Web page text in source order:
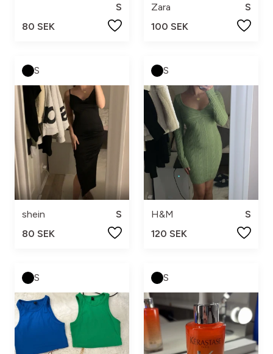
S
80 SEK
Zara
S
100 SEK
S
shein
S
80 SEK
S
H&M
S
120 SEK
S S